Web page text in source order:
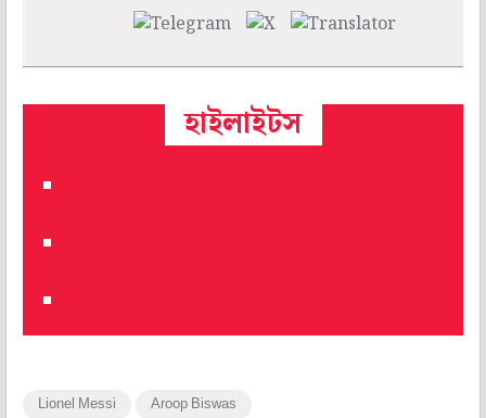
হাইলাইটস
Lionel Messi Aroop Biswas